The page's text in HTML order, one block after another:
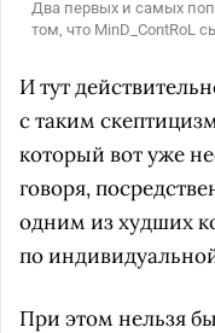
Два первых и самых
том, что MinD_ContRoL
И тут
с таким
который вот уже
говоря,
одним из худших
по
При этом нельзя